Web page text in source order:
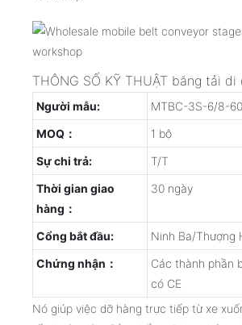
THÔNG SỐ KỸ THUẬT băng tải di
Người mẫu:
MTBC-3S-6/8-
MOQ：
1 bộ
Sự chi trả:
T/T
Thời gian giao
hàng：
30 ngày
Cổng bắt đầu:
Ninh Ba/Thượng
Chứng nhận：
Các thành phần
có CE
Nó giúp việc dỡ hàng trực tiếp từ xe